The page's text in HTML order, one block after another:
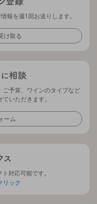
報を週1回お送りします。
け取る
ご予算、ワインのタイプなど
いただきます。
ーム
対応可能です。
リック